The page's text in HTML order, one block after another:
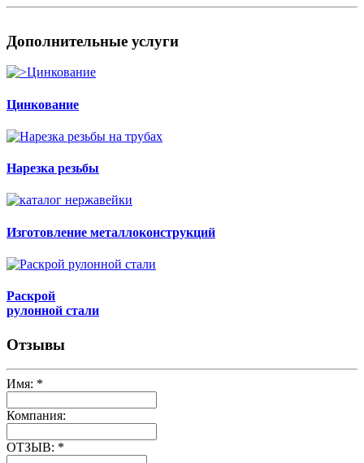
Дополнительные услуги
Цинкование
Нарезка резьбы
Изготовление металлоконструкций
Раскрой
рулонной стали
Отзывы
Имя: *
Компания:
ОТЗЫВ: *